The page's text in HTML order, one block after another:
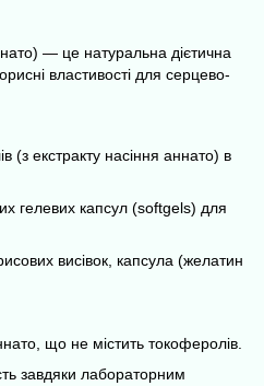
— це натуральна дієтична
властивості для серцево-
(з екстракту насіння аннато) в
гелевих капсул (softgels) для
висівок, капсула (желатин
що не містить токоферолів.
завдяки лабораторним